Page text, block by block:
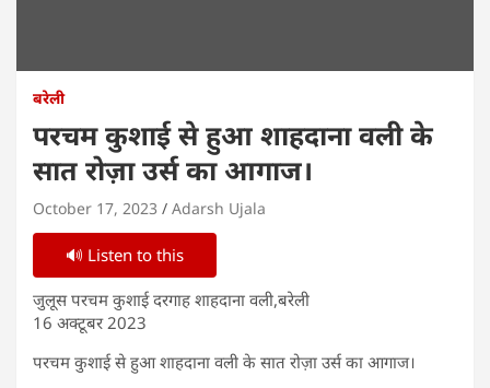
बरेली
परचम कुशाई से हुआ शाहदाना वली के
सात रोज़ा उर्स का आगाज।
October 17, 2023 Adarsh Ujala
🔊 Listen to this
जुलूस परचम कुशाई दरगाह शाहदाना वली,बरेली
16 अक्टूबर 2023
परचम कुशाई से हुआ शाहदाना वली के सात रोज़ा उर्स का आगाज।